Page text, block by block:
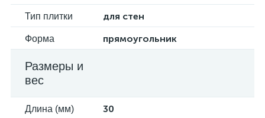
Тип плитки для стен
Форма прямоугольник
Размеры и
вес
Длина (мм) 30